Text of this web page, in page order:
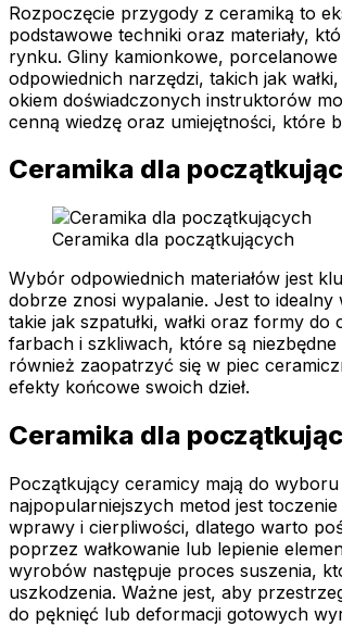
Rozpoczęcie przygody z ceramiką to
podstawowe techniki oraz materiały,
rynku. Gliny kamionkowe,
odpowiednich narzędzi, takich jak
okiem doświadczonych instruktorów
cenną wiedzę oraz umiejętności, które
Ceramika dla
Ceramika dla początkujących
Wybór odpowiednich materiałów jest
dobrze znosi wypalanie. Jest to
takie jak szpatułki, wałki oraz formy
farbach i szkliwach, które są
również zaopatrzyć się w piec
efekty końcowe swoich dzieł.
Ceramika dla
Początkujący ceramicy mają do
najpopularniejszych metod jest
wprawy i cierpliwości, dlatego warto
poprzez wałkowanie lub lepienie
wyrobów następuje proces suszenia,
uszkodzenia. Ważne jest, aby
do pęknięć lub deformacji gotowych